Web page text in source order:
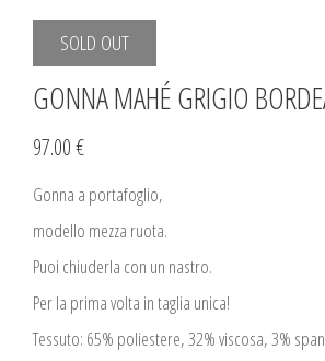
SOLD OUT
GONNA MAHÉ GRIGIO
97.00 €
Gonna a portafoglio,
modello mezza ruota.
Puoi chiuderla con un nastro.
Per la prima volta in taglia unica!
Tessuto: 65% poliestere, 32% viscosa, 3%